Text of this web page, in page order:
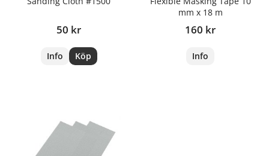
50 kr
Info Köp
mm x 18 m
160 kr
Info